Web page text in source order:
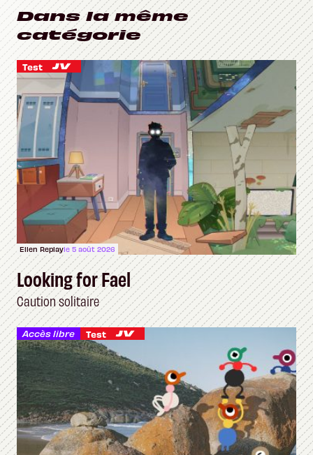
Dans la même
catégorie
Test
Ellen Replayle 5 août 2026
Looking for Fael
Caution solitaire
Accès libre Test